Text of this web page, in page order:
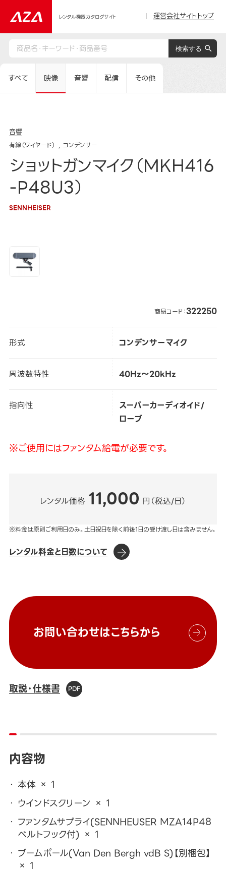
レンタル機器カタログサイト 運営会社サイトトップ
すべて 映像 音響 配信 その他
音響
有線（ワイヤード） コンデンサー
ショットガンマイク（MKH416
-P48U3）
SENNHEISER
商品コード：322250
形式 コンデンサーマイク
周波数特性 40Hz～20kHz
指向性
スーパーカーディオイド/
ローブ
※ご使用にはファンタム給電が必要です。
レンタル価格 11,000 円（税込/日）
※料金は原則ご利用日のみ。土日祝日を除く前後1日の受け渡し日は含みません。
レンタル料金と日数について
お問い合わせはこちらから
取説・仕様書
内容物
本体 × 1
ウインドスクリーン × 1
ファンタムサプライ(SENNHEUSER MZA14P48
ベルトフック付) × 1
ブームポール(Van Den Bergh vdB S)【別梱包】
× 1